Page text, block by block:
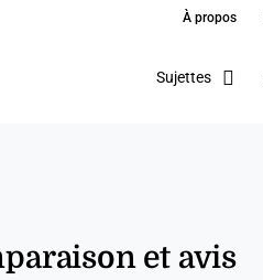
À propos
Sujettes
et avis